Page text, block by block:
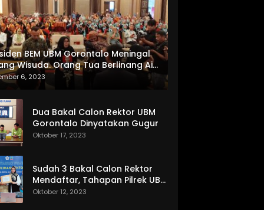
BEM UBM Gorontalo Meningal
Wisuda. Orang Tua Berlinang Air
Menerima SKL dan Pemasangan
6, 2023
Dua Bakal Calon Rektor UBM
Gorontalo Dinyatakan Gugur
Oktober 17, 2023
Sudah 3 Bakal Calon Rektor
Mendaftar, Tahapan Pilrek UBM
Gorontalo Makin Seru
Oktober 12, 2023